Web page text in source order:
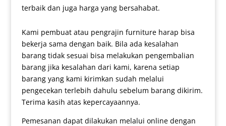
terbaik dan juga harga yang bersahabat.
Kami pembuat atau pengrajin furniture harap bisa
bekerja sama dengan baik. Bila ada kesalahan
barang tidak sesuai bisa melakukan pengembalian
barang jika kesalahan dari kami, karena setiap
barang yang kami kirimkan sudah melalui
pengecekan terlebih dahulu sebelum barang dikirim.
Terima kasih atas kepercayaannya.
Pemesanan dapat dilakukan melalui online dengan